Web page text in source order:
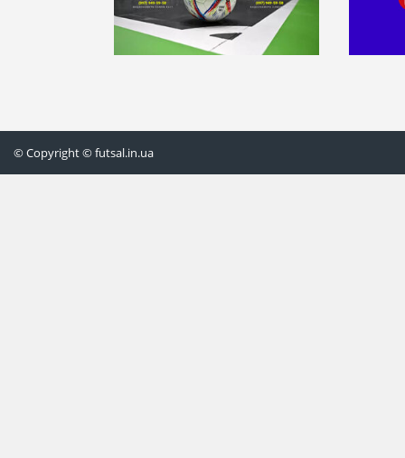
© Copyright © futsal.in.ua